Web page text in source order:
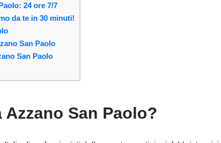
24 ore 7/7
da te in 30 minuti!
San Paolo
San Paolo
San Paolo?